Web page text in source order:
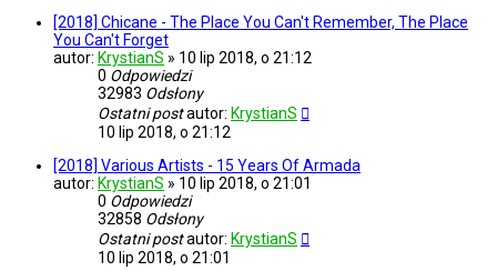
[2018] Chicane - The Place You Can't Remember, The Place
You Can't Forget
autor: KrystianS » 10 lip 2018, o 21:12
0 Odpowiedzi
32983 Odsłony
Ostatni postautor: KrystianS
10 lip 2018, o 21:12
[2018] Various Artists - 15 Years Of Armada
autor: KrystianS » 10 lip 2018, o 21:01
0 Odpowiedzi
32858 Odsłony
Ostatni postautor: KrystianS
10 lip 2018, o 21:01